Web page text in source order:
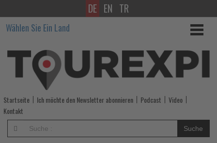
Winterliche
Städtereisen
mit
Leonardo
Hotels
–
Weihnachtsmärkte
DE EN TR
Wählen Sie Ein Land
Startseite Ich möchte den Newsletter abonnieren Podcast
Video
Kontakt
Suche